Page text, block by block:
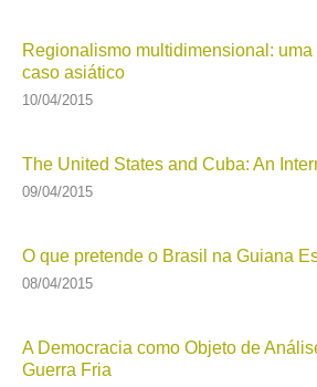
Regionalismo multidimensional:
caso asiático
10/04/2015
The United States and Cuba: An
09/04/2015
O que pretende o Brasil na Guiana
08/04/2015
A Democracia como Objeto de
Guerra Fria